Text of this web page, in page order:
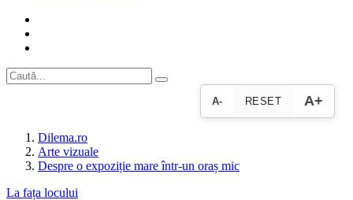
A- RESET A+
Dilema.ro
Arte vizuale
Despre o expoziție mare într-un oraș mic
La fața locului